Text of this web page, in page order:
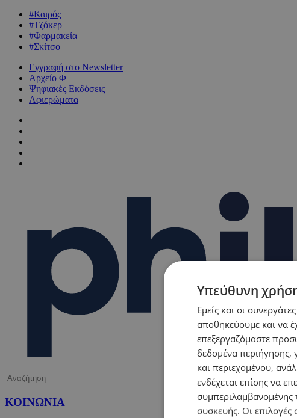
#Καιρός
#Τζόκερ
#Φαρμακεία
#Σκίτσο
Εγγραφή στο Newsletter
Αρχείο Φ
Ψηφιακές Εκδόσεις
Αφιερώματα
ΚΟΙΝΩΝΙΑ
Υπεύθυνη
Εμείς και οι
αποθηκεύουμε και να
επεξεργαζόμαστε
δεδομένα περιήγησης,
και περιεχομένου,
ενδέχεται επίσης να
συμπεριλαμβανομένης
συσκευής. Οι